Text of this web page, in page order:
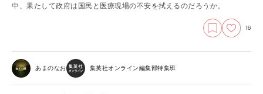
中、果たして政府は国民と医療現場の不安を拭えるのだろうか。
16
あまのなお 集英社オンライン編集部特集班